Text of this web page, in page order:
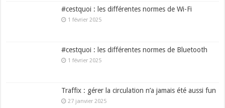
#cestquoi : les différentes normes de Wi-Fi
1 février 2025
#cestquoi : les différentes normes de Bluetooth
1 février 2025
Traffix : gérer la circulation n’a jamais été aussi fun
27 janvier 2025